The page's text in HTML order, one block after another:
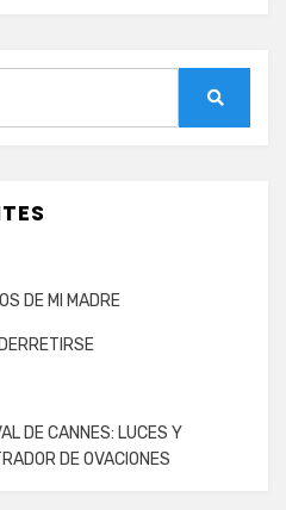
DE MI MADRE
DE CANNES: LUCES Y
DE OVACIONES